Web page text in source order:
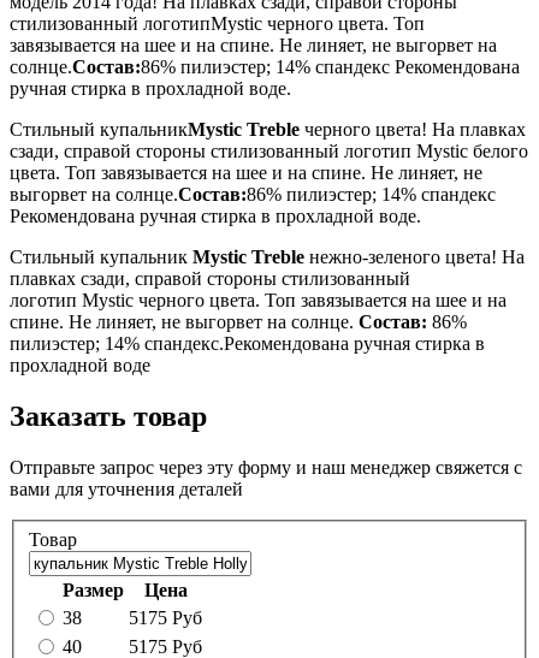
стилизованный логотипMystic черного цвета. Топ
завязывается на шее и на спине. Не линяет, не выгорвет на
солнце.Состав:86% пилиэстер; 14% спандекс Рекомендована
ручная стирка в прохладной воде.
Стильный купальникMystic Treble черного цвета! На плавках
сзади, справой стороны стилизованный логотип Mystic белого
цвета. Топ завязывается на шее и на спине. Не линяет, не
выгорвет на солнце.Состав:86% пилиэстер; 14% спандекс
Рекомендована ручная стирка в прохладной воде.
Стильный купальник Mystic Treble нежно-зеленого цвета! На
плавках сзади, справой стороны стилизованный
логотип Mystic черного цвета. Топ завязывается на шее и на
спине. Не линяет, не выгорвет на солнце. Состав: 86%
пилиэстер; 14% спандекс.Рекомендована ручная стирка в
прохладной воде
Заказать товар
Отправьте запрос через эту форму и наш менеджер свяжется с
вами для уточнения деталей
Товар
Размер
Цена
38
5175 Руб
40
5175 Руб